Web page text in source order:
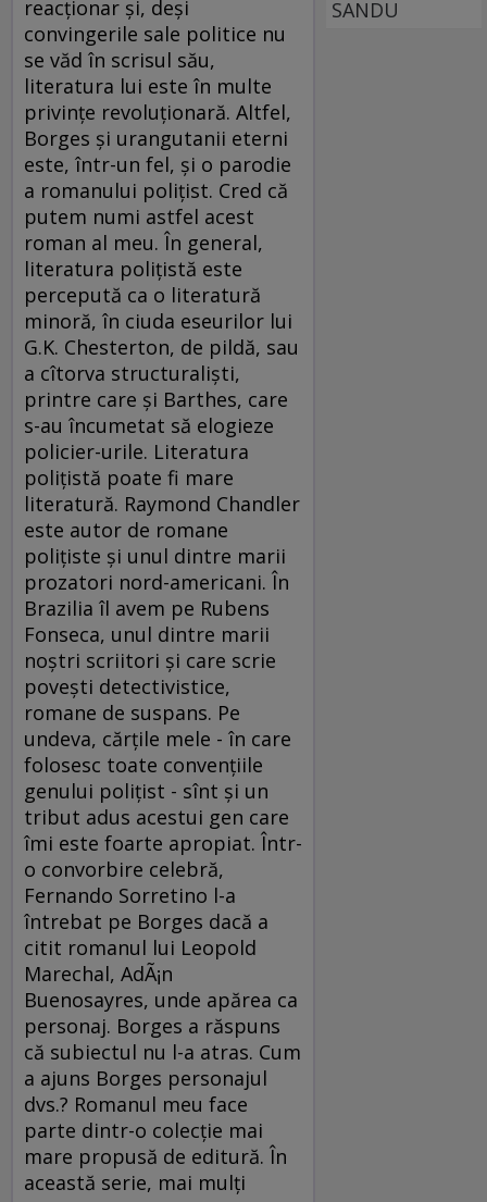
reacţionar şi, deşi
convingerile sale politice nu
se văd în scrisul său,
literatura lui este în multe
privinţe revoluţionară. Altfel,
Borges şi urangutanii eterni
este, într-un fel, şi o parodie
a romanului poliţist. Cred că
putem numi astfel acest
roman al meu. În general,
literatura poliţistă este
percepută ca o literatură
minoră, în ciuda eseurilor lui
G.K. Chesterton, de pildă, sau
a cîtorva structuralişti,
printre care şi Barthes, care
s-au încumetat să elogieze
policier-urile. Literatura
poliţistă poate fi mare
literatură. Raymond Chandler
este autor de romane
poliţiste şi unul dintre marii
prozatori nord-americani. În
Brazilia îl avem pe Rubens
Fonseca, unul dintre marii
noştri scriitori şi care scrie
poveşti detectivistice,
romane de suspans. Pe
undeva, cărţile mele - în care
folosesc toate convenţiile
genului poliţist - sînt şi un
tribut adus acestui gen care
îmi este foarte apropiat. Într-
o convorbire celebră,
Fernando Sorretino l-a
întrebat pe Borges dacă a
citit romanul lui Leopold
Marechal, AdÃ¡n
Buenosayres, unde apărea ca
personaj. Borges a răspuns
că subiectul nu l-a atras. Cum
a ajuns Borges personajul
dvs.? Romanul meu face
parte dintr-o colecţie mai
mare propusă de editură. În
această serie, mai mulţi
SANDU